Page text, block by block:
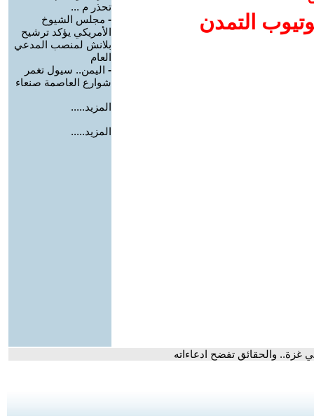
التمدن
تحذر م ...
- مجلس الشيوخ
الأمريكي يؤكد ترشيح
بلانش لمنصب المدعي
العام
- اليمن.. سيول تغمر
شوارع العاصمة صنعاء
المزيد.....
المزيد.....
غزة.. والحقائق تفضح ادعاءاته